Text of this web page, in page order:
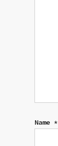
Name *